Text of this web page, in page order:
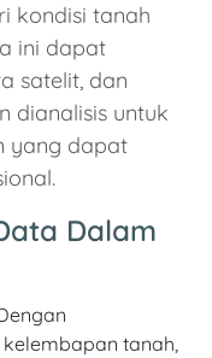
kondisi tanah
ini dapat
satelit, dan
dianalisis untuk
yang dapat
Dalam
tanah,